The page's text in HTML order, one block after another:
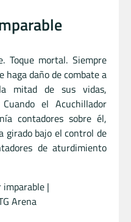
Toque mortal. Siempre
haga daño de combate a
mitad de sus vidas,
el Acuchillador
contadores sobre él,
girado bajo el control de
de aturdimiento